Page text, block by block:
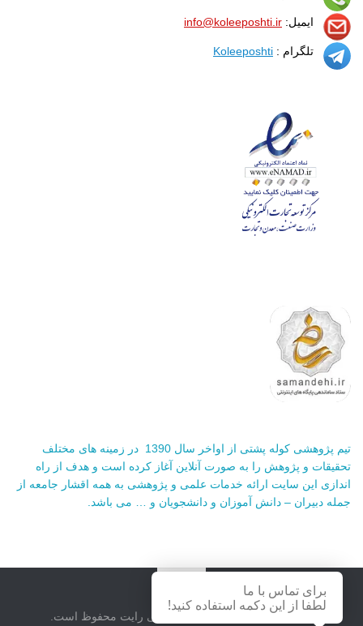
ایمیل: info@koleeposhti.ir
تلگرام : Koleeposhti
تیم پژوهشی کوله پشتی از اواخر سال 1390 در زمینه های مختلف
تحقیقات و پژوهش را به صورت آنلاین آغاز کرده است و هدف از راه
اندازی این سایت ارائه خدمات علمی و پژوهشی به همه اقشار جامعه از
جمله دبیران – دانش آموزان و دانشجویان و … می باشد.
سایت کوله پشتی © 2026. حق کپی رایت محفوظ است.
برای تماس با ما
لطفا از این دکمه استفاده کنید!